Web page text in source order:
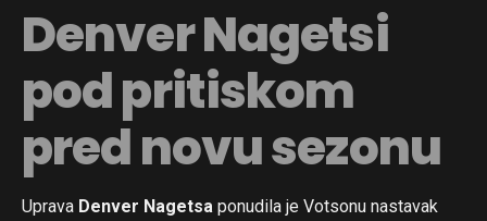
Denver Nagetsi
pod pritiskom
pred novu sezonu
Uprava Denver Nagetsa ponudila je Votsonu nastavak